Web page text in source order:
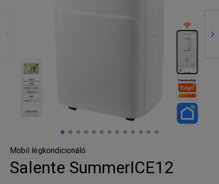
Mobil légkondicionáló
Salente SummerICE12